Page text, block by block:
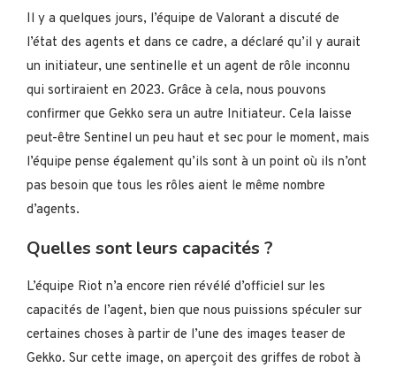
Il y a quelques jours, l’équipe de Valorant a discuté de
l’état des agents et dans ce cadre, a déclaré qu’il y aurait
un initiateur, une sentinelle et un agent de rôle inconnu
qui sortiraient en 2023. Grâce à cela, nous pouvons
confirmer que Gekko sera un autre Initiateur. Cela laisse
peut-être Sentinel un peu haut et sec pour le moment, mais
l’équipe pense également qu’ils sont à un point où ils n’ont
pas besoin que tous les rôles aient le même nombre
d’agents.
Quelles sont leurs capacités ?
L’équipe Riot n’a encore rien révélé d’officiel sur les
capacités de l’agent, bien que nous puissions spéculer sur
certaines choses à partir de l’une des images teaser de
Gekko. Sur cette image, on aperçoit des griffes de robot à